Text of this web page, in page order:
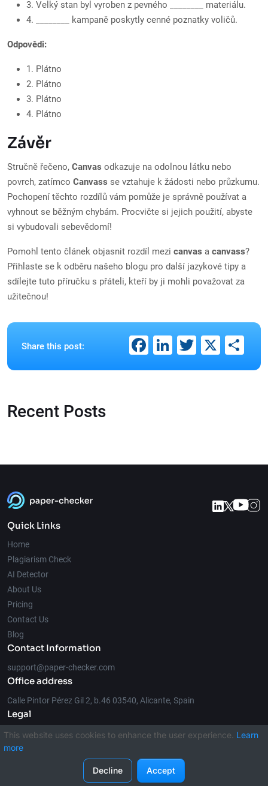
3. Velký stan byl vyroben z pevného ________ materiálu.
4. ________ kampaně poskytly cenné poznatky voličů.
Odpovědi:
1. Plátno
2. Plátno
3. Plátno
4. Plátno
Závěr
Stručně řečeno, Canvas odkazuje na odolnou látku nebo
povrch, zatímco Canvass se vztahuje k žádosti nebo průzkumu.
Pochopení těchto rozdílů vám pomůže je správně používat a
vyhnout se běžným chybám. Procvičte si jejich použití, abyste
si vybudovali sebevědomí!
Pomohl tento článek objasnit rozdíl mezi canvas a canvass?
Přihlaste se k odběru našeho blogu pro další jazykové tipy a
sdílejte tuto příručku s přáteli, kteří by ji mohli považovat za
užitečnou!
Share this post: Facebook
LinkedIn
Twitter
X
Recent Posts
Quick Links
Home
Plagiarism Check
AI Detector
About Us
Pricing
Contact Us
Blog
Contact Information
support@paper-checker.com
Office address
Calle Pintor Pérez Gil 2, b.46 03540, Alicante, Spain
Legal
This website uses cookies to enhance the user experience. Learn
more
Decline Accept